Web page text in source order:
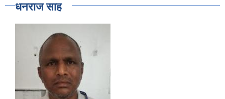
धनराज साह